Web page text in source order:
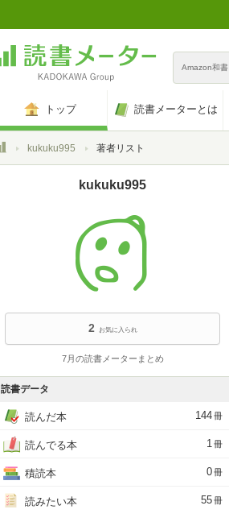
Amazon和書
トップ 読書メーターとは
トップkukuku995 著者リスト
kukuku995
2 お気に入られ
7月の読書メーターまとめ
読書データ
読んだ本 144冊
読んでる本 1冊
積読本 0冊
読みたい本 55冊